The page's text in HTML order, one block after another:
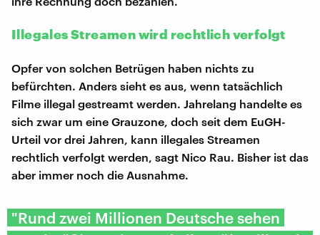
Illegales Streamen wird rechtlich verfolgt
Opfer von solchen Betrügen haben nichts zu
befürchten. Anders sieht es aus, wenn tatsächlich
Filme illegal gestreamt werden. Jahrelang handelte es
sich zwar um eine Grauzone, doch seit dem EuGH-
Urteil vor drei Jahren, kann illegales Streamen
rechtlich verfolgt werden, sagt Nico Rau. Bisher ist das
aber immer noch die Ausnahme.
"Rund zwei Millionen Deutsche sehen